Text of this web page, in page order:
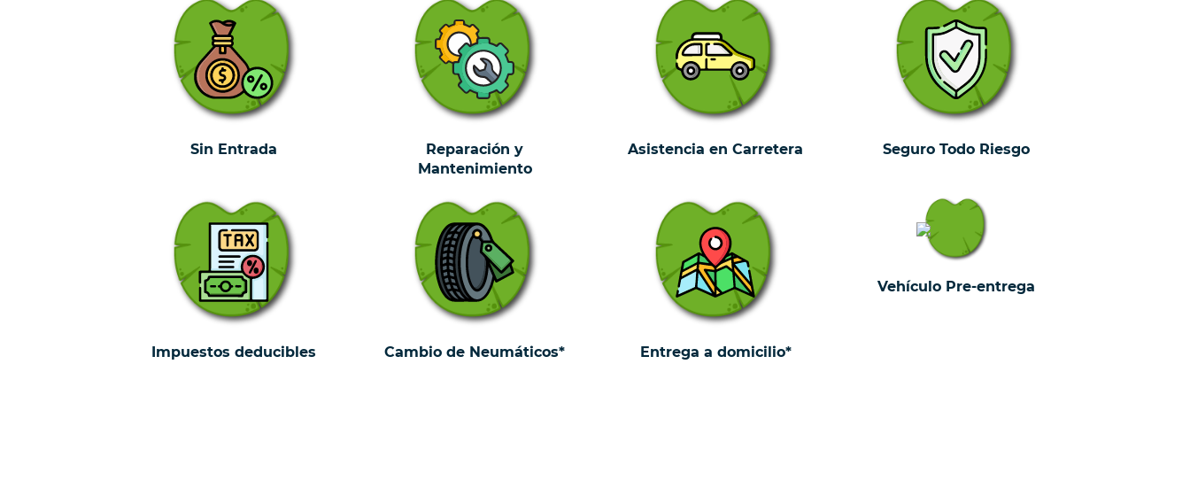
Sin Entrada
Reparación y
Mantenimiento
Asistencia en Carretera Seguro Todo Riesgo
Impuestos deducibles Cambio de Neumáticos* Entrega a domicilio*
Vehículo Pre-entrega